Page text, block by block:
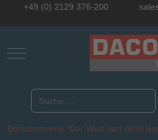
+49 (0) 2129 376-200
Mobile Menu Toggle
Benutzername *Der Wert darf nicht